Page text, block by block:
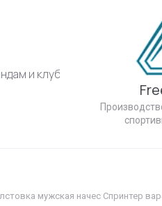
и клубам
мужская начес Спринтер